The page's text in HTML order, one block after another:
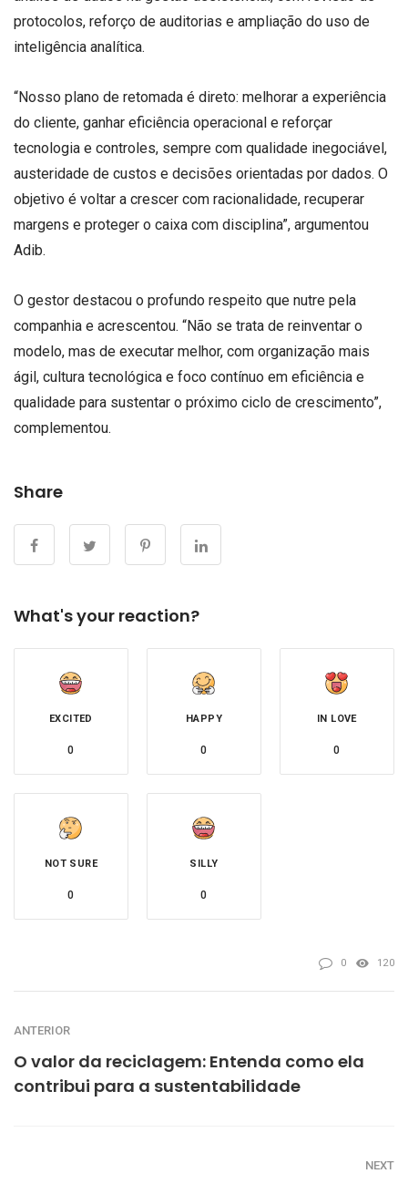
protocolos, reforço de auditorias e ampliação do uso de
inteligência analítica.
“Nosso plano de retomada é direto: melhorar a experiência
do cliente, ganhar eficiência operacional e reforçar
tecnologia e controles, sempre com qualidade inegociável,
austeridade de custos e decisões orientadas por dados. O
objetivo é voltar a crescer com racionalidade, recuperar
margens e proteger o caixa com disciplina”, argumentou
Adib.
O gestor destacou o profundo respeito que nutre pela
companhia e acrescentou. “Não se trata de reinventar o
modelo, mas de executar melhor, com organização mais
ágil, cultura tecnológica e foco contínuo em eficiência e
qualidade para sustentar o próximo ciclo de crescimento”,
complementou.
Share
What's your reaction?
EXCITED
0
HAPPY
0
IN LOVE
0
NOT SURE
0
SILLY
0
0 120
ANTERIOR
O valor da reciclagem: Entenda como ela
contribui para a sustentabilidade
NEXT